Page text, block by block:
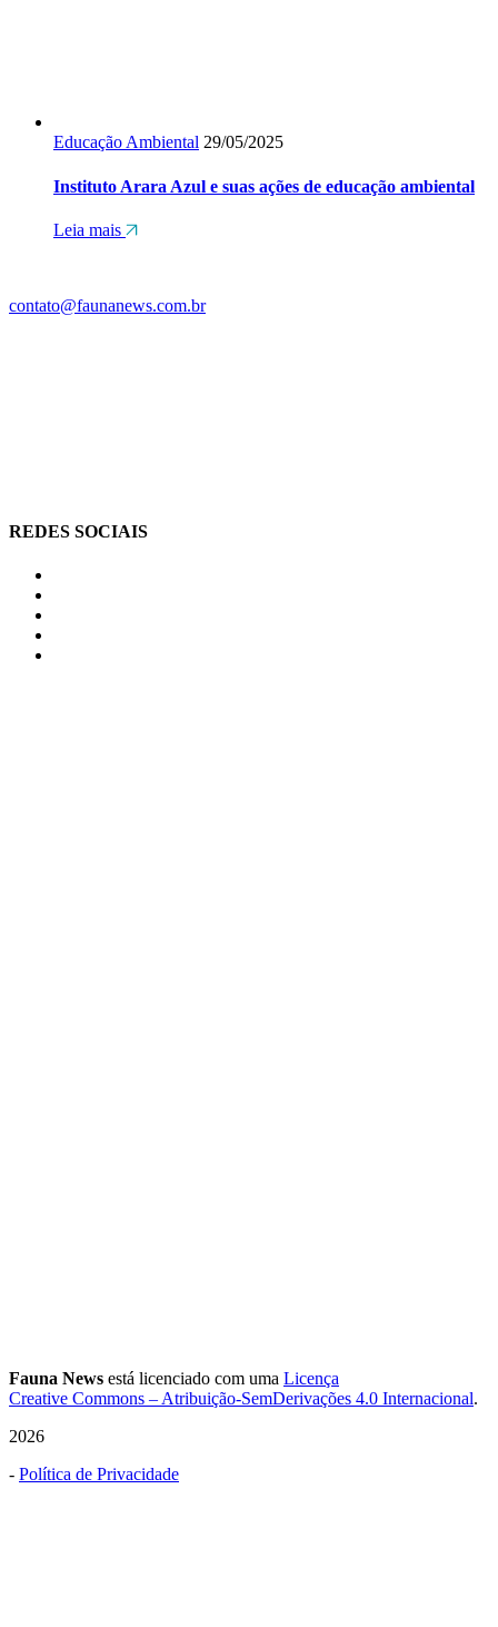
Educação Ambiental 29/05/2025
Instituto Arara Azul e suas ações de educação ambiental
Leia mais
contato@faunanews.com.br
REDES SOCIAIS
Fauna News está licenciado com uma Licença
Creative Commons – Atribuição-SemDerivações 4.0 Internacional.
2026
- Política de Privacidade